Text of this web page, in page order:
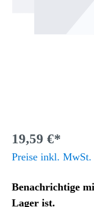
19,59 €*
Preise inkl. MwSt.
Benachrichtige
Lager ist.